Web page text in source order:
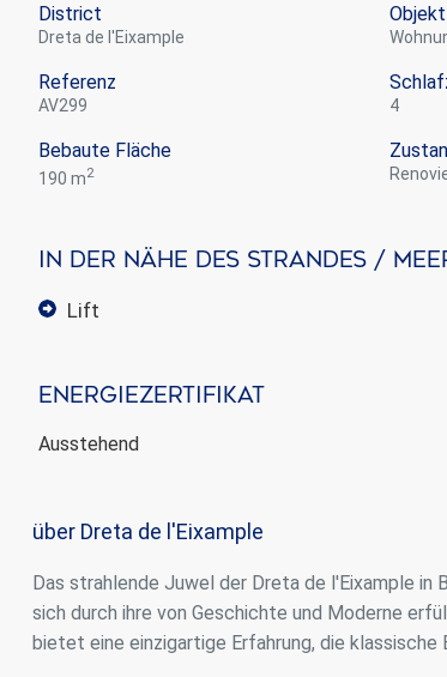
District
Dreta de l'Eixample
Referenz
AV299 4
Bebaute Fläche
190 m2
In Der Nähe Des Strandes /
lift
Energiezertifikat
Ausstehend
über Dreta de l'Eixample
Das strahlende Juwel der Dreta de l'Eixample in
sich durch ihre von Geschichte und Moderne
bietet eine einzigartige Erfahrung, die